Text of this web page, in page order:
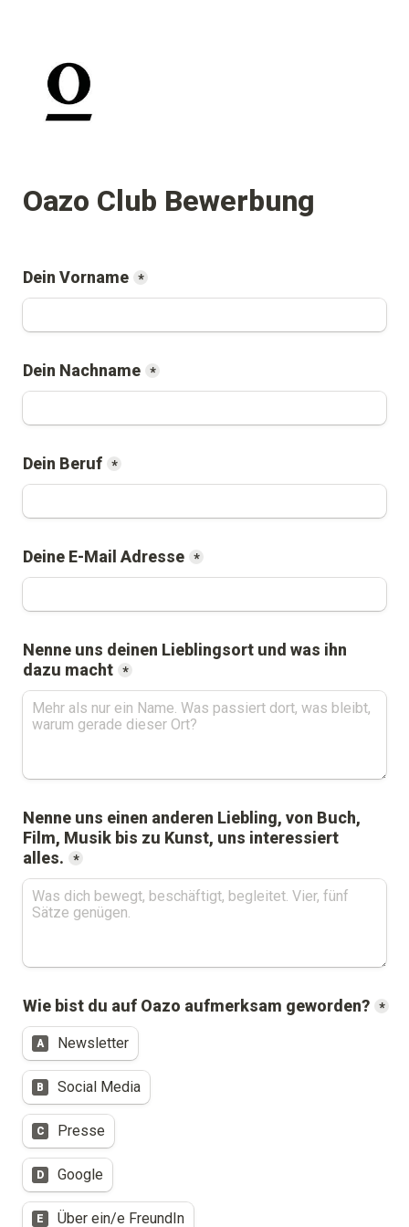
Oazo Club Bewerbung
Dein Vorname *
Dein Nachname *
Dein Beruf *
Deine E-Mail Adresse *
Nenne uns deinen Lieblingsort und was ihn
dazu macht
*
Nenne uns einen anderen Liebling, von Buch,
Film, Musik bis zu Kunst, uns interessiert
alles.
*
Wie bist du auf Oazo aufmerksam geworden? *
A Newsletter
B Social Media
C Presse
D Google
E Über ein/e FreundIn